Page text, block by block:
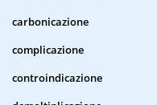
carbonicazione
complicazione
controindicazione